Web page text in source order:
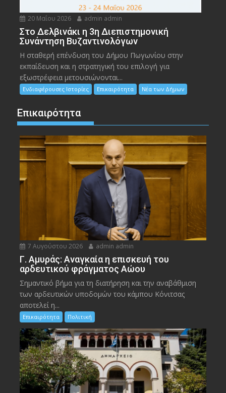
20 Μαΐου 2026 admin admin
Στο Δελβινάκι η 3η Διεπιστημονική
Συνάντηση Βυζαντινολόγων
Η σταθερή επένδυση του Δήμου Πωγωνίου στην
εκπαίδευση και η στρατηγική του επιλογή για
εξωστρέφεια μετουσιώνονται...
Ενδιαφέρουσες Ιστορίες Επικαιρότητα Νέα των Δήμων
Επικαιρότητα
7 Αυγούστου 2026 admin admin
Γ. Αμυράς: Αναγκαία η επισκευή του
αρδευτικού φράγματος Αώου
Σημαντικό βήμα για τη διατήρηση και την αναβάθμιση
των αρδευτικών υποδομών του κάμπου Κόνιτσας
αποτελεί η...
Επικαιρότητα Πολιτική